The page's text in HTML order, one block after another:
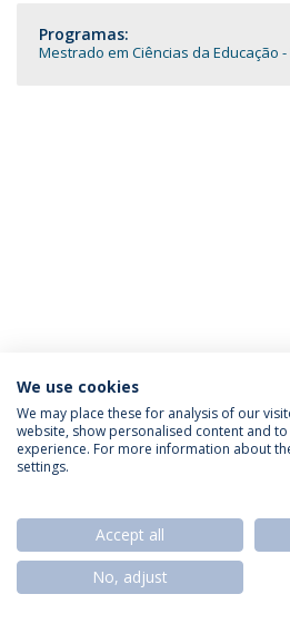
Programas:
Mestrado em Ciências da Educação
Política de Privacidade
Direitos do Titular
© 2026 Universidade
We use cookies
We may place these for analysis of our
website, show personalised content and
experience. For more information about
settings.
Accept all
No, adjust